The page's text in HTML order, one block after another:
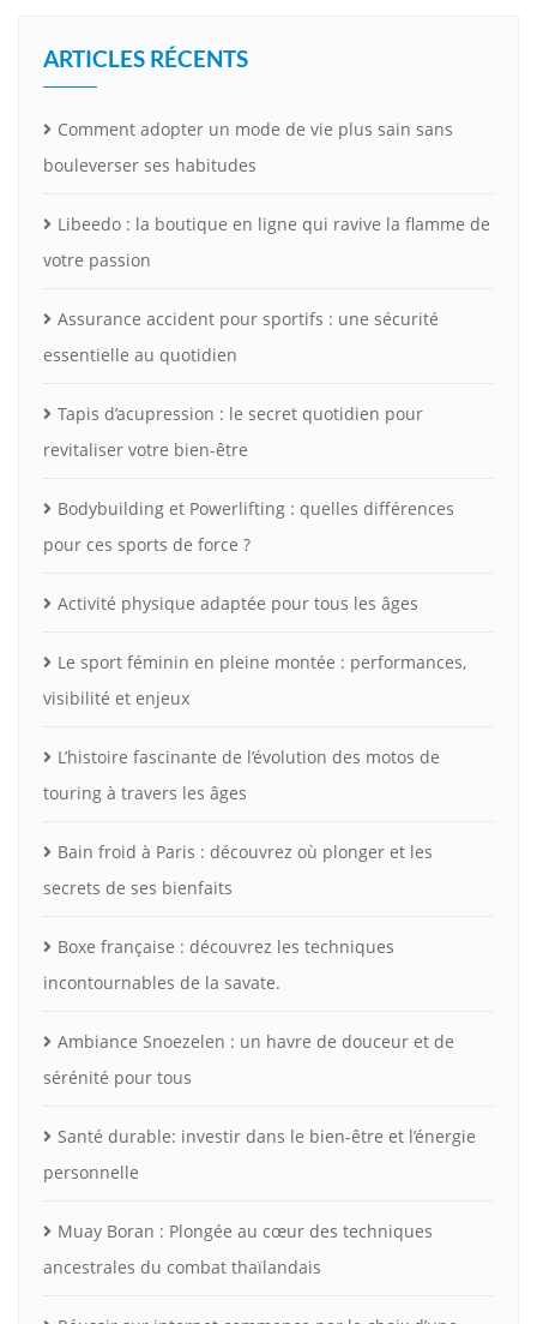
ARTICLES RÉCENTS
Comment adopter un mode de vie plus sain sans
bouleverser ses habitudes
Libeedo : la boutique en ligne qui ravive la flamme de
votre passion
Assurance accident pour sportifs : une sécurité
essentielle au quotidien
Tapis d’acupression : le secret quotidien pour
revitaliser votre bien-être
Bodybuilding et Powerlifting : quelles différences
pour ces sports de force ?
Activité physique adaptée pour tous les âges
Le sport féminin en pleine montée : performances,
visibilité et enjeux
L’histoire fascinante de l’évolution des motos de
touring à travers les âges
Bain froid à Paris : découvrez où plonger et les
secrets de ses bienfaits
Boxe française : découvrez les techniques
incontournables de la savate.
Ambiance Snoezelen : un havre de douceur et de
sérénité pour tous
Santé durable: investir dans le bien-être et l’énergie
personnelle
Muay Boran : Plongée au cœur des techniques
ancestrales du combat thaïlandais